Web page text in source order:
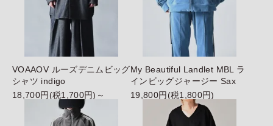
VOAAOV ルーズデニムビッグ
シャツ indigo
18,700円(税1,700円)～
My Beautiful Landlet MBL ラ
インビッグジャージー Sax
19,800円(税1,800円)